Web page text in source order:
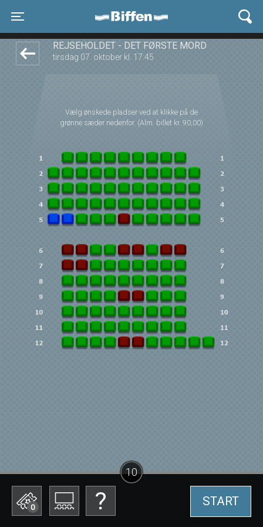
Biffen Odder
REJSEHOLDET - DET FØRSTE MORD
tirsdag 07. oktober kl. 17:45
Vælg ønskede pladser ved at klikke på de
grønne sæder nedenfor. (Alm. billet kr. 90,00)
0 START
10
front05-temp 053237